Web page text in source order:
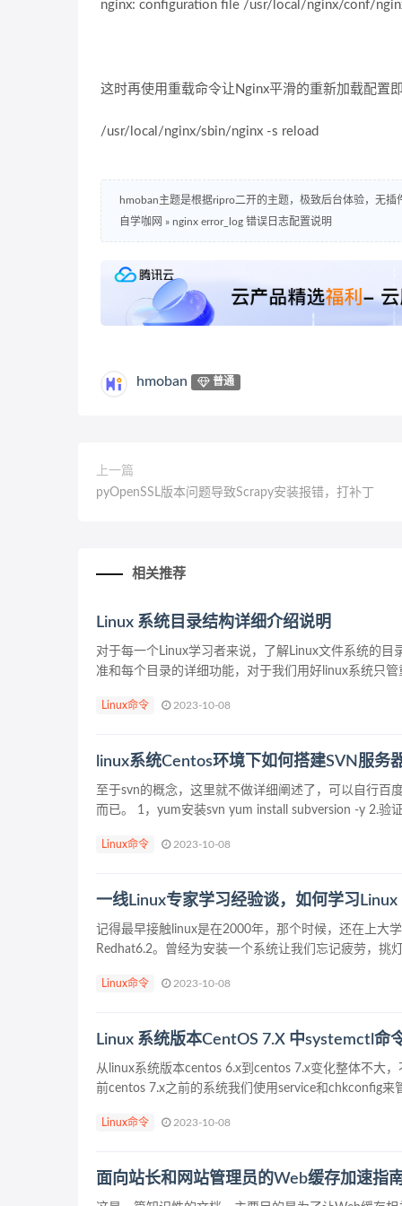
nginx: configuration file /usr/local/nginx/conf/
这时再使用重载命令让Nginx平滑的重新加载配置
/usr/local/nginx/sbin/nginx -s reload
hmoban主题是根据ripro二开的主题，极致后台体验，无插
自学咖网 » nginx error_log 错误日志配置说明
hmoban 普通
上一篇
pyOpenSSL版本问题导致Scrapy安装报错，打补丁
相关推荐
Linux 系统目录结构详细介绍说明
对于每一个Linux学习者来说，了解Linux文件系统的
准和每个目录的详细功能，对于我们用好linux系统只
Linux命令 2023-10-08
linux系统Centos环境下如何搭建SVN服务
至于svn的概念，这里就不做详细阐述了，可以自行百
而已。 1，yum安装svn yum install subversion -y 2.验
Linux命令 2023-10-08
一线Linux专家学习经验谈，如何学习Linux
记得最早接触linux是在2000年，那个时候，还在上大
Redhat6.2。曾经为安装一个系统让我们忘记疲劳，挑
Linux命令 2023-10-08
Linux 系统版本CentOS 7.X 中systemctl命
从linux系统版本centos 6.x到centos 7.x变化整体不大
前centos 7.x之前的系统我们使用service和chkconfig来
Linux命令 2023-10-08
面向站长和网站管理员的Web缓存加速指